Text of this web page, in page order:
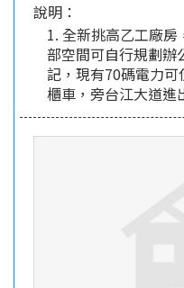
說明：
1. 全新挑高乙工廠
部空間可自行規劃辦
記，現有70碼電力
櫃車，旁台江大道進